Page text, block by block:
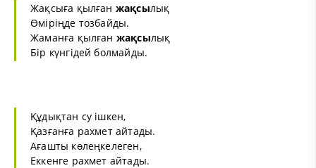
Жақсыға қылған жақсылық
Өміріңде тозбайды.
Жаманға қылған жақсылық
Бір күнгідей болмайды.
Құдықтан су ішкен,
Қазғанға рахмет айтады.
Ағашты көлеңкелеген,
Еккенге рахмет айтады.